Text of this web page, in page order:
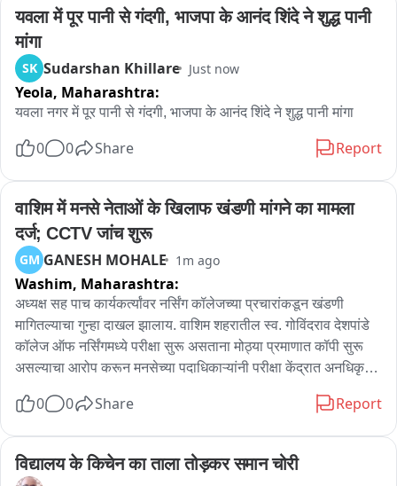
यवला में पूर पानी से गंदगी, भाजपा के आनंद शिंदे ने शुद्ध पानी
मांगा
SK Sudarshan Khillare Just now
Yeola, Maharashtra:
यवला नगर में पूर पानी से गंदगी, भाजपा के आनंद शिंदे ने शुद्ध पानी मांगा
0 0 Share Report
वाशिम में मनसे नेताओं के खिलाफ खंडणी मांगने का मामला
दर्ज; CCTV जांच शुरू
GM GANESH MOHALE 1m ago
Washim, Maharashtra:
अध्यक्ष सह पाच कार्यकर्त्यांवर नर्सिंग कॉलेजच्या प्रचारांकडून खंडणी
मागितल्याचा गुन्हा दाखल झालाय. वाशिम शहरातील स्व. गोविंदराव देशपांडे
कॉलेज ऑफ नर्सिंगमध्ये परीक्षा सुरू असताना मोठ्या प्रमाणात कॉपी सुरू
असल्याचा आरोप करून मनसेच्या पदाधिकाऱ्यांनी परीक्षा केंद्रात अनधिकृत
कर्मचाऱ्यांना धमकावले आणि खंडणीची मागणी केली असा आरोप
यांच्यासह पदाधिकारी आकाश सुनील लोलप, उमेश टोलमारे तसेच अन्य
Two दोषांविरुद्ध भारतीय न्याय संहितेच्या विविध गंभीर कलमान्वये वाशिम
0 0 Share Report
विद्यालय के किचेन का ताला तोड़कर समान चोरी